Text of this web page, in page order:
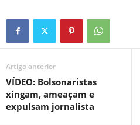
Artigo anterior
VÍDEO: Bolsonaristas
xingam, ameaçam e
expulsam jornalista